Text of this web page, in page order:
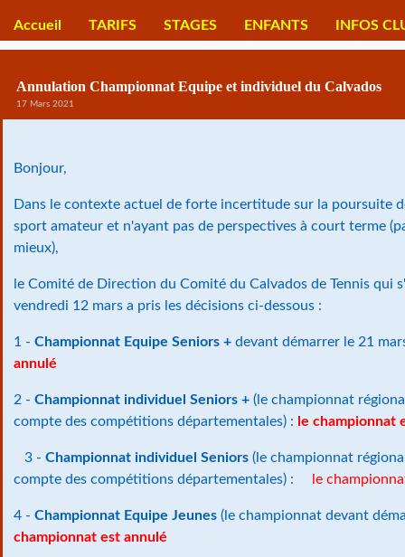
Accueil TARIFS STAGES ENFANTS INFOS
Annulation Championnat Equipe et individuel du Calvados
17 Mars 2021
Bonjour,
Dans le contexte actuel de forte incertitude sur la poursuite
sport amateur et n'ayant pas de perspectives à court terme
mieux),
le Comité de Direction du Comité du Calvados de Tennis qui
vendredi 12 mars a pris les décisions ci-dessous :
1 - Championnat Equipe Seniors + devant démarrer le 21
annulé
2 - Championnat individuel Seniors + (le championnat
compte des compétitions départementales) : le championnat
3 - Championnat individuel Seniors (le championnat
compte des compétitions départementales) :
le
4 - Championnat Equipe Jeunes (le championnat devant
championnat est annulé